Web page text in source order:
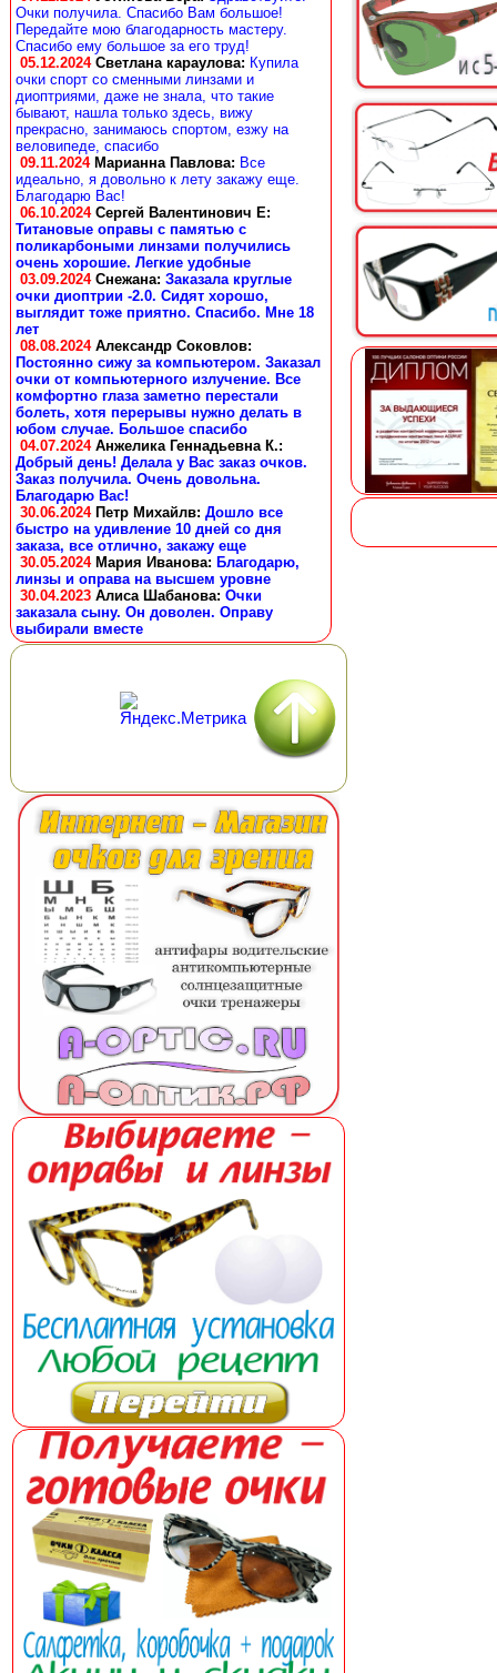
Очки получила. Спасибо Вам большое!
Передайте мою благодарность мастеру.
Спасибо ему большое за его труд!
05.12.2024 Светлана караулова: Купила
очки спорт со сменными линзами и
диоптриями, даже не знала, что такие
бывают, нашла только здесь, вижу
прекрасно, занимаюсь спортом, езжу на
веловипеде, спасибо
09.11.2024 Марианна Павлова: Все
идеально, я довольно к лету закажу еще.
Благодарю Вас!
06.10.2024 Сергей Валентинович Е:
Титановые оправы с памятью с
поликарбоными линзами получились
очень хорошие. Легкие удобные
03.09.2024 Снежана: Заказала круглые
очки диоптрии -2.0. Сидят хорошо,
выглядит тоже приятно. Спасибо. Мне 18
лет
08.08.2024 Александр Соковлов:
Постоянно сижу за компьютером. Заказал
очки от компьютерного излучение. Все
комфортно глаза заметно перестали
болеть, хотя перерывы нужно делать в
юбом случае. Большое спасибо
04.07.2024 Анжелика Геннадьевна К.:
Добрый день! Делала у Вас заказ очков.
Заказ получила. Очень довольна.
Благодарю Вас!
30.06.2024 Петр Михайлв: Дошло все
быстро на удивление 10 дней со дня
заказа, все отлично, закажу еще
30.05.2024 Мария Иванова: Благодарю,
линзы и оправа на высшем уровне
30.04.2023 Алиса Шабанова: Очки
заказала сыну. Он доволен. Оправу
выбирали вместе